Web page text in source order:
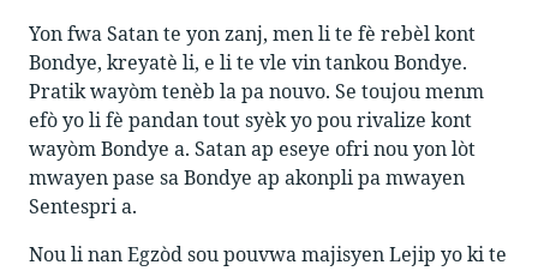
Yon fwa Satan te yon zanj, men li te fè rebèl kont
Bondye, kreyatè li, e li te vle vin tankou Bondye.
Pratik wayòm tenèb la pa nouvo. Se toujou menm
efò yo li fè pandan tout syèk yo pou rivalize kont
wayòm Bondye a. Satan ap eseye ofri nou yon lòt
mwayen pase sa Bondye ap akonpli pa mwayen
Sentespri a.
Nou li nan Egzòd sou pouvwa majisyen Lejip yo ki te